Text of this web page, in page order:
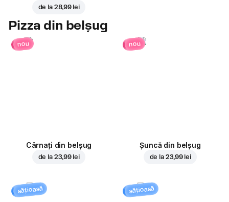
de la 28,99 lei
Pizza din belșug
nou
Cârnați din belșug
de la 23,99 lei
nou
Șuncă din belșug
de la 23,99 lei
sățioasă sățioasă